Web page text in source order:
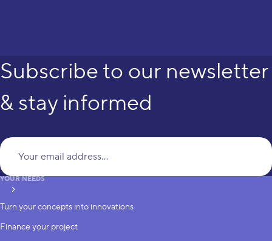
Subscribe to our newsletter
& stay informed
subscribe
YOUR NEEDS
Turn your concepts into innovations
Finance your project